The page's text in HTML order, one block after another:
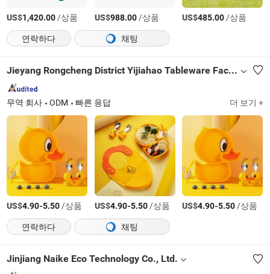
US$1,420.00/상품 US$988.00/상품 US$485.00/상품
연락하다
채팅
Jieyang Rongcheng District Yijiahao Tableware Factory
무역 회사 ODM 빠른 응답 더 보기 +
US$4.90-5.50/상품 US$4.90-5.50/상품 US$4.90-5.50/상품
연락하다
채팅
Jinjiang Naike Eco Technology Co., Ltd.